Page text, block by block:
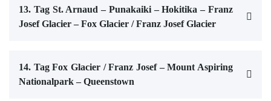
13. Tag St. Arnaud – Punakaiki – Hokitika – Franz
Josef Glacier – Fox Glacier / Franz Josef Glacier
14. Tag Fox Glacier / Franz Josef – Mount Aspiring
Nationalpark – Queenstown